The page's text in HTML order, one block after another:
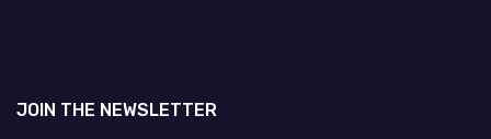
JOIN THE NEWSLETTER